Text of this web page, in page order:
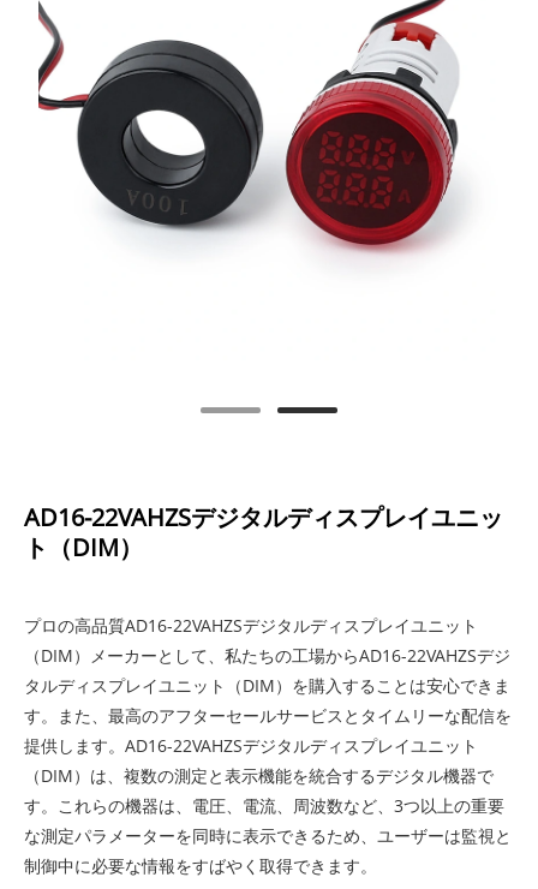
AD16-22VAHZSデジタルディスプレイユニッ
ト（DIM）
プロの高品質AD16-22VAHZSデジタルディスプレイユニット
（DIM）メーカーとして、私たちの工場からAD16-22VAHZSデジ
タルディスプレイユニット（DIM）を購入することは安心できま
す。また、最高のアフターセールサービスとタイムリーな配信を
提供します。AD16-22VAHZSデジタルディスプレイユニット
（DIM）は、複数の測定と表示機能を統合するデジタル機器で
す。これらの機器は、電圧、電流、周波数など、3つ以上の重要
な測定パラメーターを同時に表示できるため、ユーザーは監視と
制御中に必要な情報をすばやく取得できます。